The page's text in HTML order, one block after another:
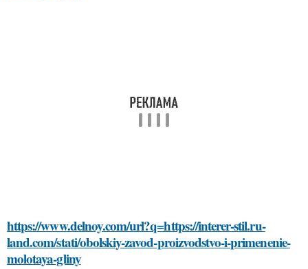
https://www.delnoy.com/url?q=https://interer-stil.ru-
land.com/stati/obolskiy-zavod-proizvodstvo-i-primenenie-
molotaya-gliny